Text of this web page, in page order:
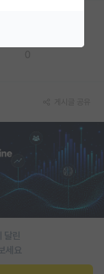
달린
세요